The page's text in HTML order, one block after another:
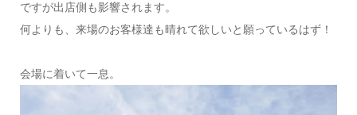
ですが出店側も影響されます。
何よりも、来場のお客様達も晴れて欲しいと願っているはず！
会場に着いて一息。